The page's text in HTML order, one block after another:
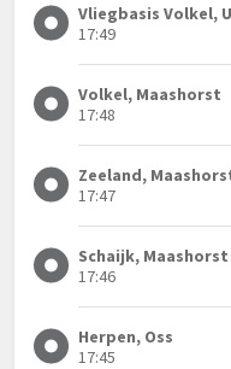
Vliegbasis Volkel,
17:49
Volkel, Maashorst
17:48
Zeeland,
17:47
Schaijk, Maashorst
17:46
Herpen, Oss
17:45